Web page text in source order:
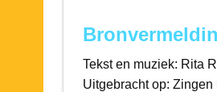
Tekst en muziek: Rita
Uitgebracht op: